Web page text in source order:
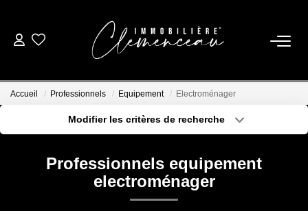
ESTIMATION
Accueil Professionnels Equipement Electroménager
Modifier les critères de recherche
Type de bien
Surface min
Professionnels equipement
electroménager